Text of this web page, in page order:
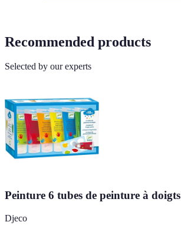
Recommended products
Selected by our experts
Peinture 6 tubes de peinture à doigts
Djeco